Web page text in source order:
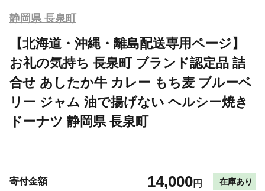
静岡県 長泉町
【北海道・沖縄・離島配送専用ページ】
お礼の気持ち 長泉町 ブランド認定品 詰
合せ あしたか牛 カレー もち麦 ブルーベ
リー ジャム 油で揚げない ヘルシー焼き
ドーナツ 静岡県 長泉町
寄付金額 14,000円 在庫あり